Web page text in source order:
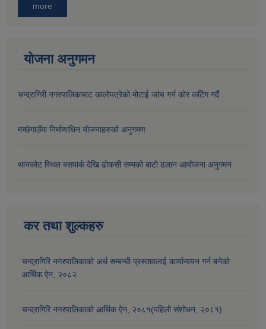
more
योजना अनुगमन
चन्द्रागिरी नगरपालिकाबाट कालोपत्रेको मोटाई जांच गर्न कोर कटिंग गर्दै
मच्छेगाउँमा निर्माणाधिन योजनाहरुको अनुगमण
थानकोट स्थित बसपार्क देखि ढोकसी सम्मको बाटो ढलान आयोजना अनुगमन
कर तथा शुल्कहरु
चन्द्रागिरि नगरपालिकाको अर्थ सम्बन्धी प्रस्तावलाई कार्यान्वयन गर्न बनेको
आर्थिक ऐन, २०८२
चन्द्रागिरि नगरपालिकाको आर्थिक ऐन, २०८१(पहिलो संशोधन, २०८१)